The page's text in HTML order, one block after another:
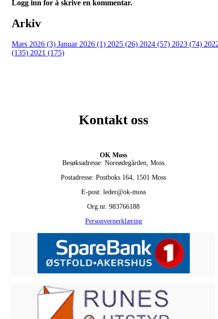
Logg inn for å skrive en kommentar.
Arkiv
Mars 2026 (3) Januar 2026 (1) 2025 (26) 2024 (57) 2023 (74)
(135) 2021 (175)
Kontakt oss
OK Moss
Besøksadresse: Noreødegården, Moss
Postadresse: Postboks 164, 1501 Moss
E-post: leder@ok-moss
Org.nr. 983766188
Personvernerklæring